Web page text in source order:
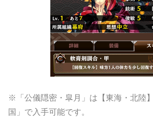
※「公儀隠密・皐月」は【東海・北陸
国」で入手可能です。